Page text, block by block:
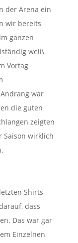
der Arena ein
wir bereits
ganzen
weiß
Vortag
war
die guten
zeigten
Saison wirklich
Shirts
dass
Das war gar
Einzelnen